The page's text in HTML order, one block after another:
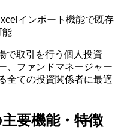
インポート機能で既存
能
で取引を行う個人投資
、ファンドマネージャー
全ての投資関係者に最適
要機能・特徴